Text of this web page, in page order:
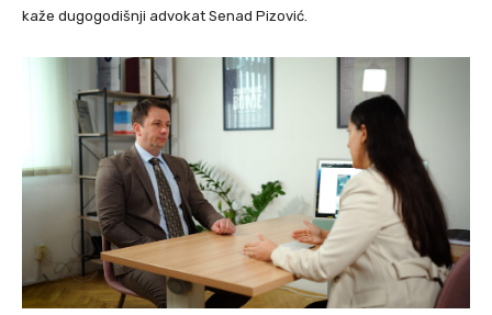
kaže dugogodišnji advokat Senad Pizović.